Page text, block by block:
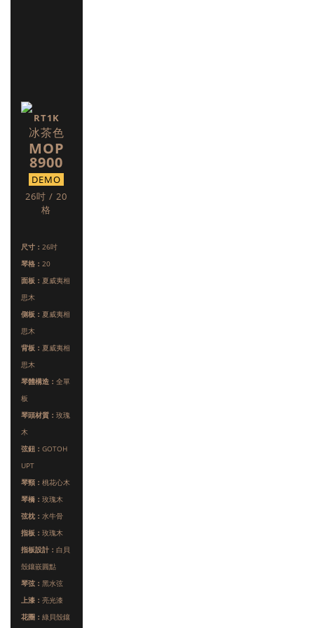
RT1K
冰茶色
MOP
8900
DEMO
26吋 / 20
格
尺寸： 26吋
琴格： 20
面板： 夏威夷相
思木
側板： 夏威夷相
思木
背板： 夏威夷相
思木
琴體構造： 全單
板
琴頭材質： 玫瑰
木
弦鈕： GOTOH
UPT
琴頸： 桃花心木
琴橋： 玫瑰木
弦枕： 水牛骨
指板： 玫瑰木
指板設計： 白貝
殼鑲嵌圓點
琴弦： 黑水弦
上漆： 亮光漆
花圈： 綠貝殼鑲